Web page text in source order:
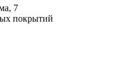
7
покрытий